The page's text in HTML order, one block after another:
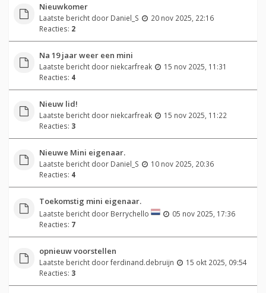
Nieuwkomer
Laatste bericht door Daniel_S
20 nov 2025, 22:16
Reacties: 2
Na 19 jaar weer een mini
Laatste bericht door niekcarfreak
15 nov 2025, 11:31
Reacties: 4
Nieuw lid!
Laatste bericht door niekcarfreak
15 nov 2025, 11:22
Reacties: 3
Nieuwe Mini eigenaar.
Laatste bericht door Daniel_S
10 nov 2025, 20:36
Reacties: 4
Toekomstig mini eigenaar.
Laatste bericht door Berrychello
05 nov 2025, 17:36
Reacties: 7
opnieuw voorstellen
Laatste bericht doorferdinand.debruijn
15 okt 2025, 09:54
Reacties: 3